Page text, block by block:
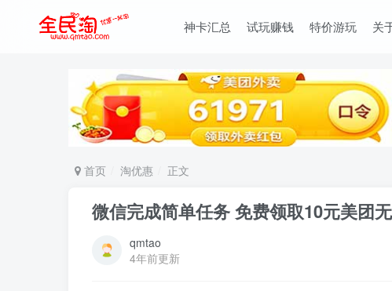
神卡汇总 试玩赚钱 特价游玩 关
首页 淘优惠 正文
微信完成简单任务 免费领取10元美团
qmtao
4年前更新